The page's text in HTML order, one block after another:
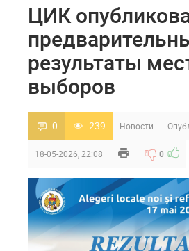
ЦИК
результаты
выборов
0 239 Новости
18-05-2026, 22:08 0